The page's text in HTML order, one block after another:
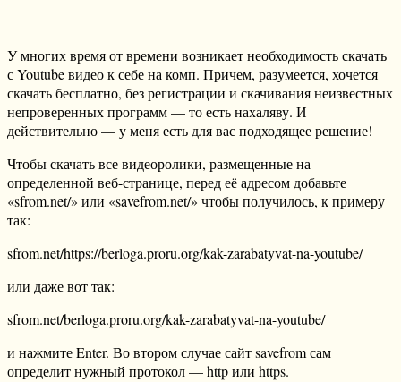
У многих время от времени возникает необходимость скачать
с Youtube видео к себе на комп. Причем, разумеется, хочется
скачать бесплатно, без регистрации и скачивания неизвестных
непроверенных программ — то есть нахаляву. И
действительно — у меня есть для вас подходящее решение!
Чтобы скачать все видеоролики, размещенные на
определенной веб-странице, перед её адресом добавьте
«sfrom.net/» или «savefrom.net/» чтобы получилось, к примеру
так:
sfrom.net/https://berloga.proru.org/kak-zarabatyvat-na-youtube/
или даже вот так:
sfrom.net/berloga.proru.org/kak-zarabatyvat-na-youtube/
и нажмите Enter. Во втором случае сайт savefrom сам
определит нужный протокол — http или https.